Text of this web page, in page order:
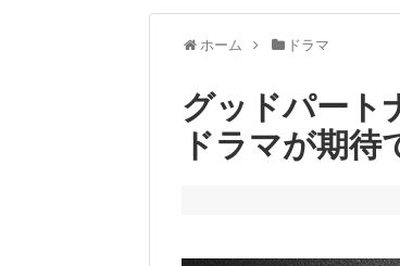
ホーム ドラマ
グッドパート
ドラマが期待